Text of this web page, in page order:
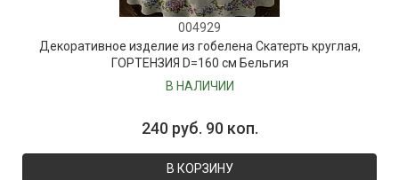
004929
Декоративное изделие из гобелена Скатерть круглая,
ГОРТЕНЗИЯ D=160 см Бельгия
В НАЛИЧИИ
240 руб. 90 коп.
В КОРЗИНУ